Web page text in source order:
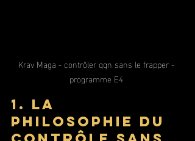
Krav Maga - contrôler qqn sans le frapper -
programme E4
1. La
philosophie du